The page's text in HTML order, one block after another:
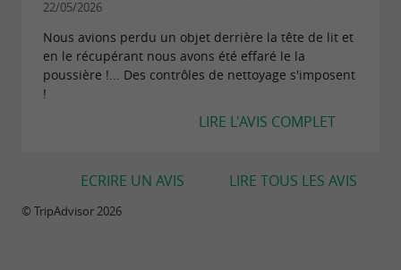
22/05/2026
Nous avions perdu un objet derrière la tête de lit et
en le récupérant nous avons été effaré le la
poussière !... Des contrôles de nettoyage s'imposent
!
LIRE L'AVIS COMPLET
LIRE TOUS LES AVIS
ECRIRE UN AVIS
© TripAdvisor 2026